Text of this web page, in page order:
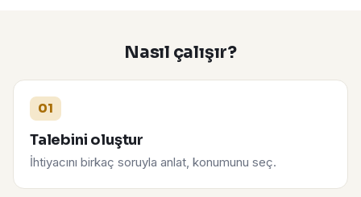
Nasıl çalışır?
01
Talebini oluştur
İhtiyacını birkaç soruyla anlat, konumunu seç.